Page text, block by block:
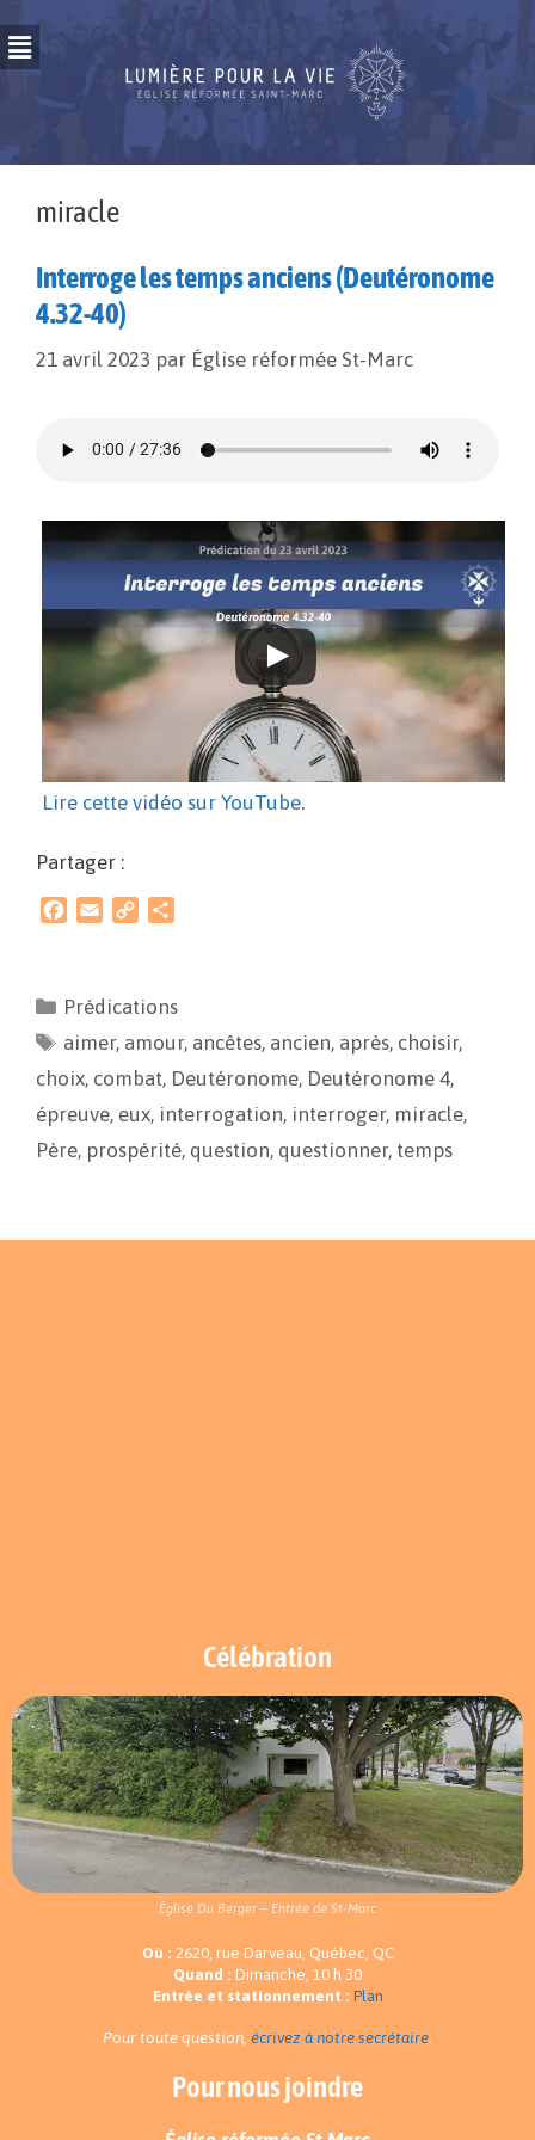
miracle
Interroge les temps anciens (Deutéronome
4.32-40)
21 avril 2023 par Église réformée St-Marc
Lire cette vidéo sur YouTube.
Partager :
b
o
o
l
L
i
a
g
e
Prédications
aimer, amour, ancêtes, ancien, après, choisir,
choix, combat, Deutéronome, Deutéronome 4,
épreuve, eux, interrogation, interroger, miracle,
Père, prospérité, question, questionner, temps
Célébration
Église Du Berger – Entrée de St-Marc
Où : 2620, rue Darveau, Québec, QC
Quand : Dimanche, 10 h 30
Entrée et stationnement : Plan
Pour toute question, écrivez à notre secrétaire
Pour nous joindre